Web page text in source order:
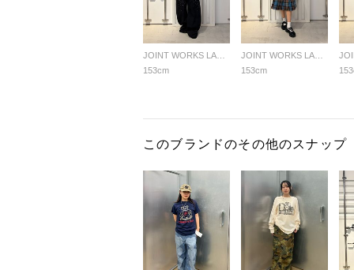
153cm
153cm
このブランドのその他のスナップ